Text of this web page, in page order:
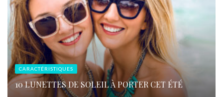
CARACTÉRISTIQUES
10 LUNETTES DE SOLEIL À PORTER CET ÉTÉ